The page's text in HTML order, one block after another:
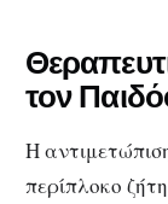
τον
Η
περίπλοκο